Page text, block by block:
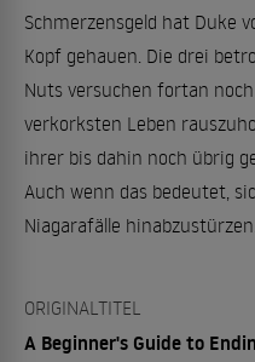
Schmerzensgeld hat Duke
Kopf gehauen. Die drei
Nuts versuchen fortan
verkorksten Leben
ihrer bis dahin noch übrig
Auch wenn das bedeutet,
Niagarafälle
ORIGINALTITEL
A Beginner's Guide to